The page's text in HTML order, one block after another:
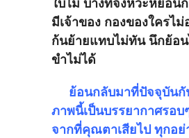
มีเจ้าของ กองของใครไ
ก้นย้ายแทบไม่ทัน นึกย้อ
ขำไม่ได้
ย้อนกลับมาที่ปัจจุบันกั
ภาพนี้เป็นบรรยากาศรอบ
จากที่คุณตาเสียไป ทุกอย่